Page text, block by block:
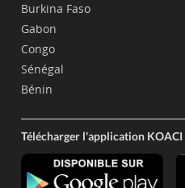
Burkina Faso
Gabon
Congo
Sénégal
Bénin
Télécharger l'application KOACI